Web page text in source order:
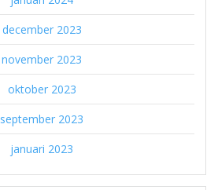
december 2023
november 2023
oktober 2023
september 2023
januari 2023